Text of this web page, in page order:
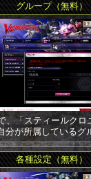
グループ（無料）
、「スティールクロ
分が所属しているグ
各種設定（無料）